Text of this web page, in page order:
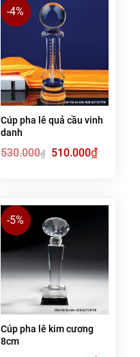
-4%
Cúp pha lê quả cầu vinh
danh
530.000₫
Giá
gốc
510.000₫Giá
hiện
-5%
Cúp pha lê kim cương
8cm